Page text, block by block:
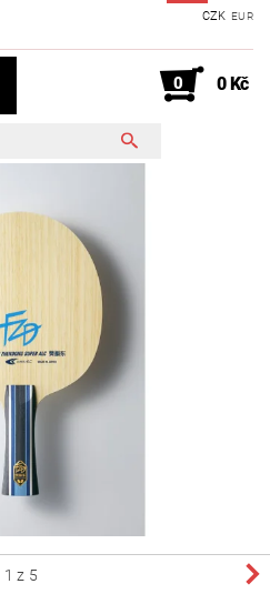
CZK EUR
0 0 Kč
1 z 5